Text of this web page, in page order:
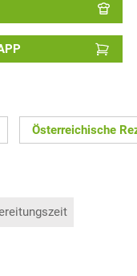
Österreichische